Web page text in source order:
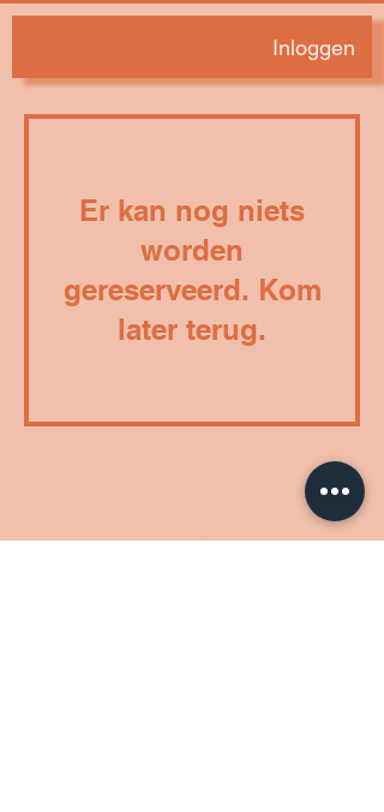
Inloggen
Er kan nog niets
worden
gereserveerd. Kom
later terug.